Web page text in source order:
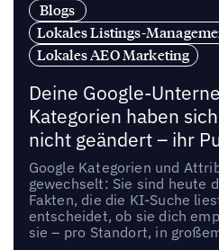
Blogs
Lokales Listings-
Lokales AEO Marketing
Deine Google-
Kategorien haben
nicht geändert – ihr
Google Kategorien und
gewechselt: Sie sind heute
Fakten, die die KI-Suche
entscheidet, ob sie dich
sie – pro Standort, in